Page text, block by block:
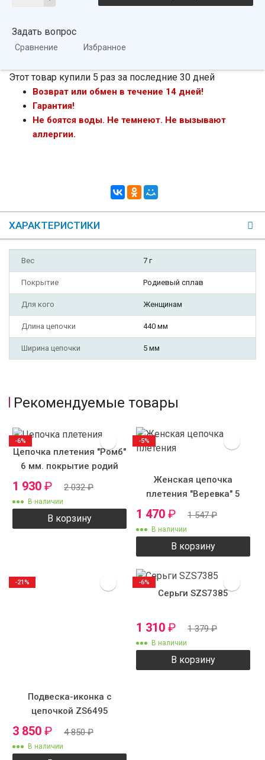
Задать вопрос
Сравнение Избранное
Этот товар купили 5 раз за последние 30 дней
Возврат или обмен в течение 14 дней!
Гарантия!
Не боятся воды. Не темнеют. Не вызывают
аллергии.
ХАРАКТЕРИСТИКИ
Вес 7 г
Покрытие Родиевый сплав
Для кого Женщинам
Длина цепочки 440 мм
Ширина цепочки 5 мм
Рекомендуемые товары
Цепочка плетения "Ромб"
6 мм. покрытие родий
1 930 ₽ 2 032₽
В наличии
В корзину
-6%
Женская цепочка
плетения "Веревка" 5
1 470 ₽ 1 547₽
В наличии
В корзину
-5%
Подвеска-иконка с
цепочкой ZS6495
3 850 ₽ 4 850₽
В наличии
-21%
Серьги SZS7385
1 310 ₽ 1 379₽
В наличии
В корзину
-6%